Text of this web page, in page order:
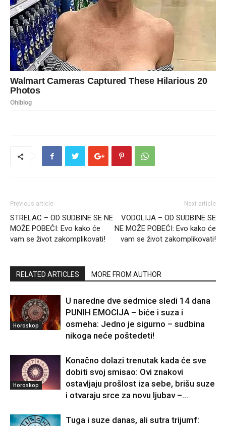
Previous article
STRELAC – OD SUDBINE SE NE
MOŽE POBEĆI: Evo kako će
vam se život zakomplikovati!
Next article
VODOLIJA – OD SUDBINE SE
NE MOŽE POBEĆI: Evo kako će
vam se život zakomplikovati!
RELATED ARTICLES MORE FROM AUTHOR
Horoskop
U naredne dve sedmice sledi 14 dana
PUNIH EMOCIJA – biće i suza i
osmeha: Jedno je sigurno – sudbina
nikoga neće poštedeti!
Horoskop
Konačno dolazi trenutak kada će sve
dobiti svoj smisao: Ovi znakovi
ostavljaju prošlost iza sebe, brišu suze
i otvaraju srce za novu ljubav –...
Tuga i suze danas, ali sutra trijumf: